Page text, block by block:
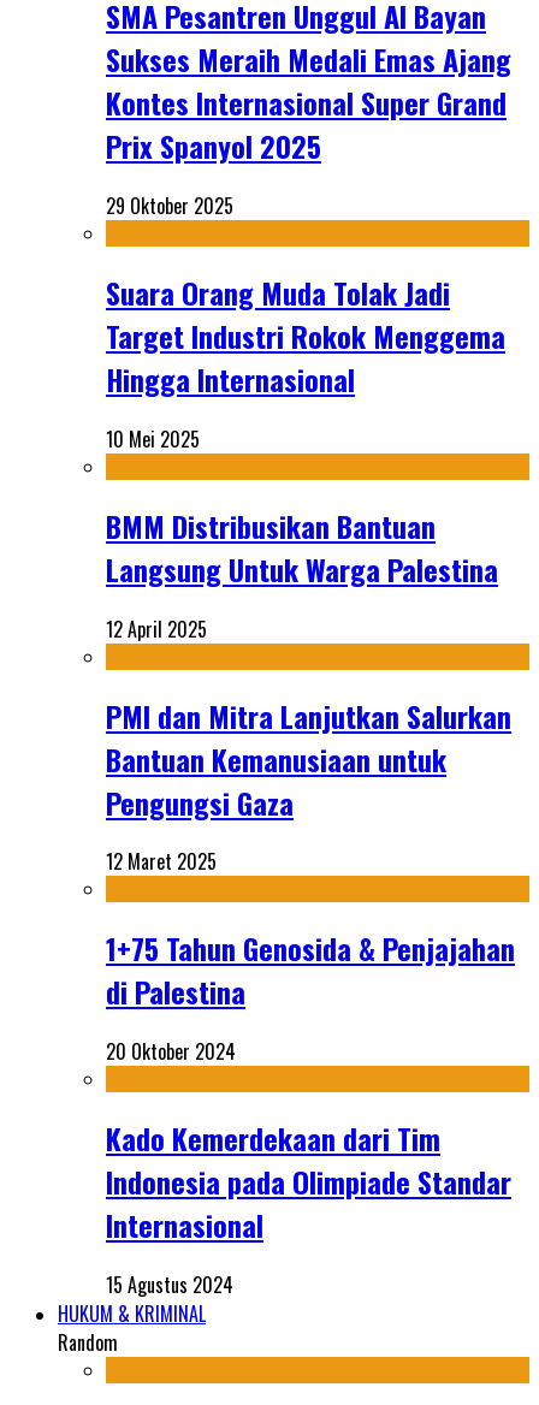
SMA Pesantren Unggul Al Bayan
Sukses Meraih Medali Emas Ajang
Kontes Internasional Super Grand
Prix Spanyol 2025
29 Oktober 2025
Suara Orang Muda Tolak Jadi
Target Industri Rokok Menggema
Hingga Internasional
10 Mei 2025
BMM Distribusikan Bantuan
Langsung Untuk Warga Palestina
12 April 2025
PMI dan Mitra Lanjutkan Salurkan
Bantuan Kemanusiaan untuk
Pengungsi Gaza
12 Maret 2025
1+75 Tahun Genosida & Penjajahan
di Palestina
20 Oktober 2024
Kado Kemerdekaan dari Tim
Indonesia pada Olimpiade Standar
Internasional
15 Agustus 2024
HUKUM & KRIMINAL
Random